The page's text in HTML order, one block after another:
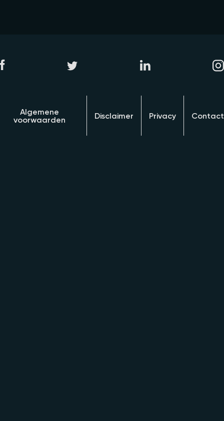
Algemene
voorwaarden
Disclaimer Privacy Contact